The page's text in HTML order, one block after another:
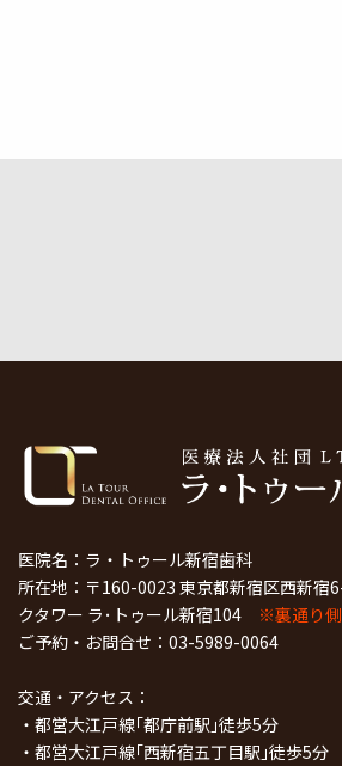
医院名：ラ・トゥール新宿歯科
所在地：〒160-0023 東京都新宿区西新宿
クタワー ラ･トゥール新宿104 ※裏通り側
ご予約・お問合せ： 03-5989-0064
交通・アクセス：
・都営大江戸線｢都庁前駅｣徒歩5分
・都営大江戸線｢西新宿五丁目駅｣徒歩5分